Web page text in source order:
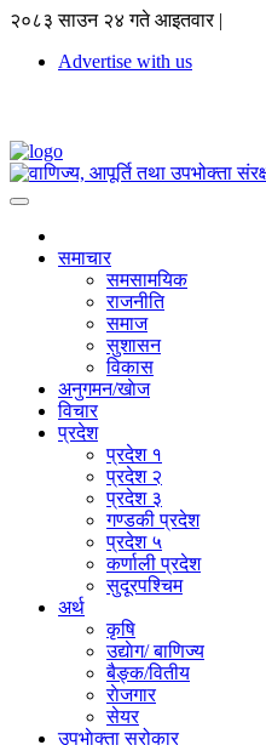
२०८३ साउन २४ गते आइतवार |
Advertise with us
समाचार
समसामयिक
राजनीति
समाज
सुशासन
विकास
अनुगमन/खाेज
विचार
प्रदेश
प्रदेश १
प्रदेश २
प्रदेश ३
गण्डकी प्रदेश
प्रदेश ५
कर्णाली प्रदेश
सुदूरपश्चिम
अर्थ
कृषि
उद्याेग/ बाणिज्य
बैङ्क/वितीय
राेजगार
सेयर
उपभाेक्ता सरोकार